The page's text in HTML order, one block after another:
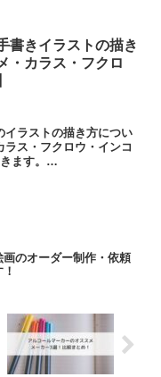
書きイラストの描き
・カラス・フクロ
イラストの描き方につい
ス・フクロウ・インコ
ます。
のオーダー制作・依頼
！